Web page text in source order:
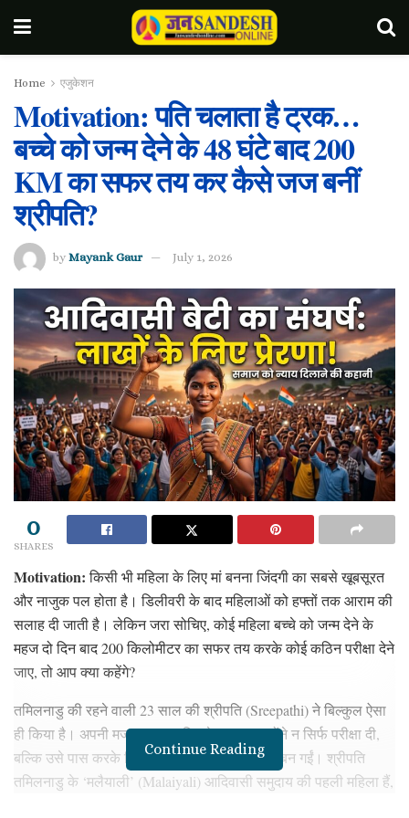
Home एजुकेशन
Motivation: पति चलाता है ट्रक…
बच्चे को जन्म देने के 48 घंटे बाद 200
KM का सफर तय कर कैसे जज बनीं
श्रीपति?
by Mayank Gaur July 1, 2026
0
SHARES
Motivation:किसी भी महिला के लिए मां बनना जिंदगी का सबसे खूबसूरत
और नाजुक पल होता है। डिलीवरी के बाद महिलाओं को हफ्तों तक आराम की
सलाह दी जाती है। लेकिन जरा सोचिए, कोई महिला बच्चे को जन्म देने के
महज दो दिन बाद 200 किलोमीटर का सफर तय करके कोई कठिन परीक्षा देने
जाए, तो आप क्या कहेंगे?
तमिलनाडु की रहने वाली 23 साल की श्रीपति (Sreepathi) ने बिल्कुल ऐसा
ही किया है। अपनी मजबूत इच्छाशक्ति के दम पर उन्होंने न सिर्फ परीक्षा दी,
बल्कि उसे पास करके सिविल जज (Civil Judge) भी बन गईं। श्रीपति
तमिलनाडु के ‘मलैयाली’ (Malaiyali) आदिवासी समुदाय की पहली महिला हैं,
Continue Reading